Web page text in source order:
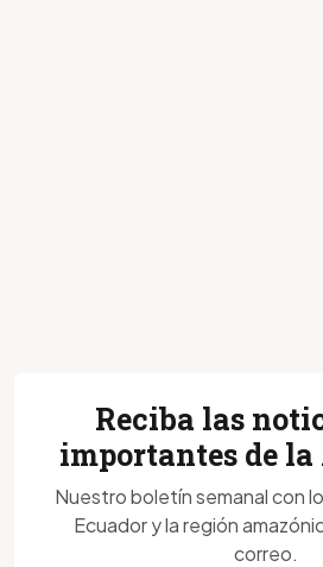
Reciba las
importantes de
Nuestro boletín semanal con
Ecuador y la región
correo.